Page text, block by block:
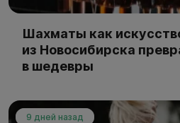
Шахматы как
из Новосибирска
в шедевры
9 дней назад